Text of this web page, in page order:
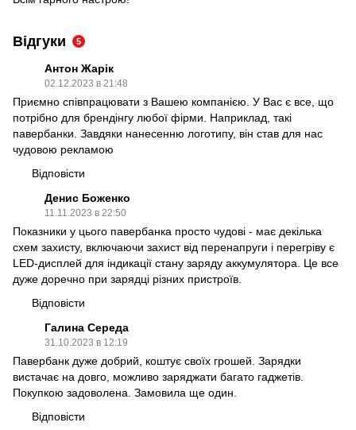
Відгуки 5
Антон Жарік
02.12.2023 в 21:48
Приємно співпрацювати з Вашею компанією. У Вас є все, що
потрібно для брендінгу любої фірми. Наприклад, такі
павербанки. Завдяки нанесенню логотипу, він став для нас
чудовою рекламою
Відповісти
Денис Боженко
11.11.2023 в 22:50
Показники у цього павербанка просто чудові - має декілька
схем захисту, включаючи захист від перенапруги і перегріву є
LED-дисплей для індикації стану заряду аккумулятора. Це все
дуже доречно при зарядці різних пристроїв.
Відповісти
Галина Середа
31.10.2023 в 12:19
Павербанк дуже добрий, коштує своїх грошей. Зарядки
вистачає на довго, можливо заряджати багато гаджетів.
Покупкою задоволена. Замовила ще один.
Відповісти